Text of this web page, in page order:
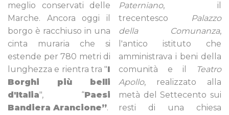
meglio conservati delle
Marche. Ancora oggi il
borgo è racchiuso in una
cinta muraria che si
estende per 780 metri di
lunghezza e rientra tra "I
Borghi più belli
d'Italia", “Paesi
Bandiera Arancione”.
Paterniano, il
trecentesco
Palazzo
della Comunanza,
l'antico istituto che
amministrava i beni della
comunità e il
Teatro
Apollo, realizzato alla
metà del Settecento sui
resti di una chiesa